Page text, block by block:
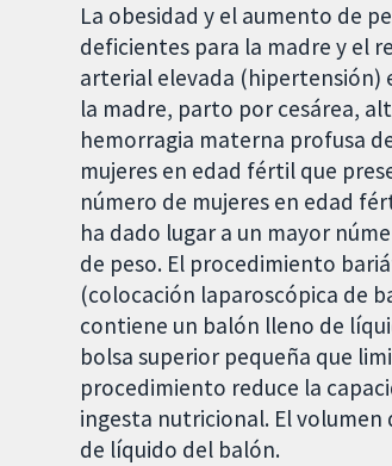
La obesidad y el aumento de
deficientes para la madre y el
arterial elevada (hipertensión)
la madre, parto por cesárea,
hemorragia materna profusa
mujeres en edad fértil que
número de mujeres en edad
ha dado lugar a un mayor
de peso. El procedimiento
(colocación laparoscópica de
contiene un balón lleno de
bolsa superior pequeña que
procedimiento reduce la
ingesta nutricional. El
de líquido del balón.